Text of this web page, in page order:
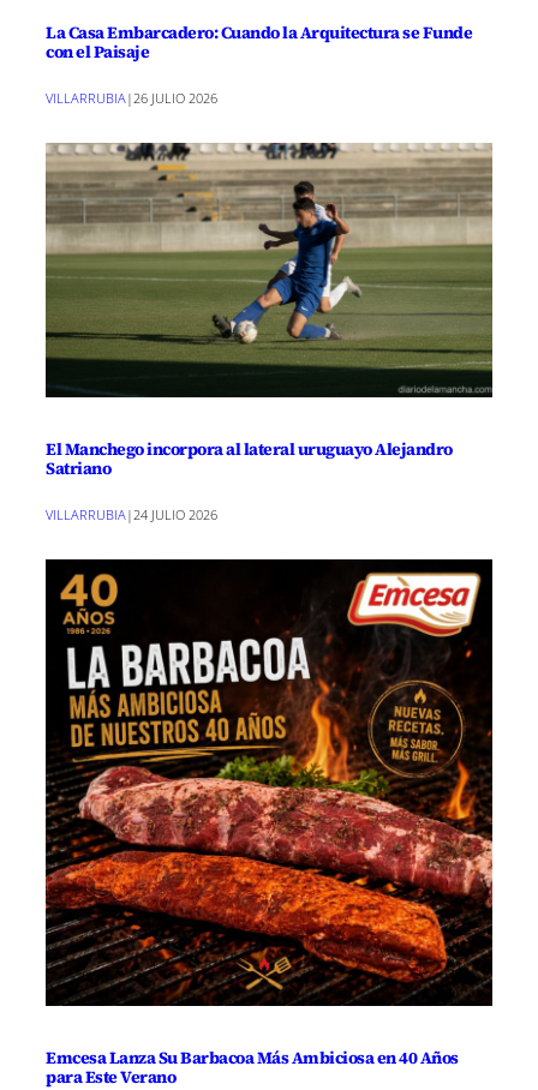
La Casa Embarcadero: Cuando la Arquitectura se Funde
con el Paisaje
VILLARRUBIA | 26 JULIO 2026
El Manchego incorpora al lateral uruguayo Alejandro
Satriano
VILLARRUBIA|24 JULIO 2026
Emcesa Lanza Su Barbacoa Más Ambiciosa en 40 Años
para Este Verano